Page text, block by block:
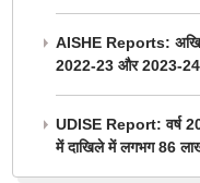
AISHE Reports: अखिल
2022-23 और 2023-24
UDISE Report: वर्ष
में दाखिले में लगभग 86